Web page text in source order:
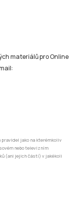
materiálů pro Online
jako na kterémkoliv
nebo televizním
(ani jejich částí) v jakékoli